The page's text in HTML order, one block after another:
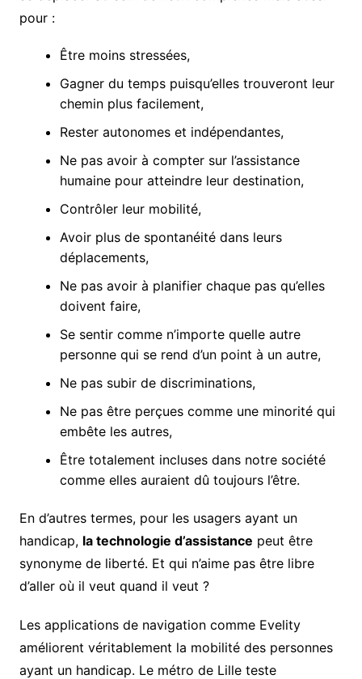
pour :
Être moins stressées,
Gagner du temps puisqu’elles trouveront leur
chemin plus facilement,
Rester autonomes et indépendantes,
Ne pas avoir à compter sur l’assistance
humaine pour atteindre leur destination,
Contrôler leur mobilité,
Avoir plus de spontanéité dans leurs
déplacements,
Ne pas avoir à planifier chaque pas qu’elles
doivent faire,
Se sentir comme n’importe quelle autre
personne qui se rend d’un point à un autre,
Ne pas subir de discriminations,
Ne pas être perçues comme une minorité qui
embête les autres,
Être totalement incluses dans notre société
comme elles auraient dû toujours l’être.
En d’autres termes, pour les usagers ayant un
handicap, la technologie d’assistance peut être
synonyme de liberté. Et qui n’aime pas être libre
d’aller où il veut quand il veut ?
Les applications de navigation comme Evelity
améliorent véritablement la mobilité des personnes
ayant un handicap. Le métro de Lille teste